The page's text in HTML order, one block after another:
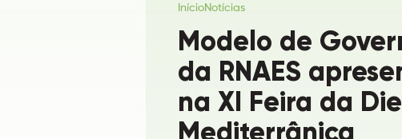
InícioNotícias
Modelo de
da RNAES
na XI Feira da
Mediterrânica